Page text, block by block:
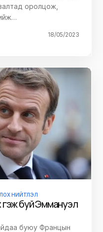
оролцож,
18/05/2023
НИЙТЛЭЛ
буй Эммануэл
буюу Францын